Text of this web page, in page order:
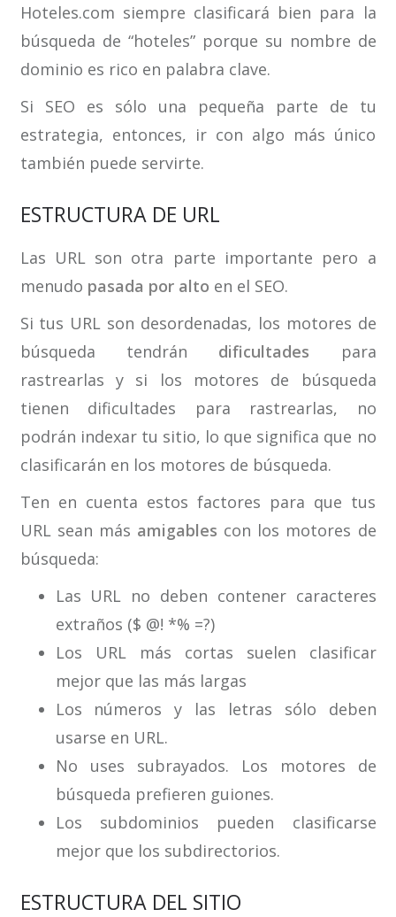
Hoteles.com siempre clasificará bien para la
búsqueda de “hoteles” porque su nombre de
dominio es rico en palabra clave.
Si SEO es sólo una pequeña parte de tu
estrategia, entonces, ir con algo más único
también puede servirte.
ESTRUCTURA DE URL
Las URL son otra parte importante pero a
menudo pasada por alto en el SEO.
Si tus URL son desordenadas, los motores de
búsqueda tendrán dificultades para
rastrearlas y si los motores de búsqueda
tienen dificultades para rastrearlas, no
podrán indexar tu sitio, lo que significa que no
clasificarán en los motores de búsqueda.
Ten en cuenta estos factores para que tus
URL sean más amigables con los motores de
búsqueda:
Las URL no deben contener caracteres
extraños ($ @! *% =?)
Los URL más cortas suelen clasificar
mejor que las más largas
Los números y las letras sólo deben
usarse en URL.
No uses subrayados. Los motores de
búsqueda prefieren guiones.
Los subdominios pueden clasificarse
mejor que los subdirectorios.
ESTRUCTURA DEL SITIO